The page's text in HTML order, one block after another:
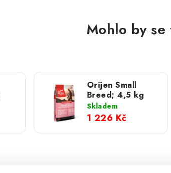
Mohlo by
Orijen Small
Breed; 4,5 kg
Skladem
1 226 Kč